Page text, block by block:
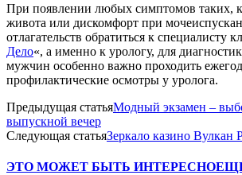
При появлении любых симптомов таких,
живота или дискомфорт при
отлагательств обратиться к специалисту
Дело«, а именно к урологу, для
мужчин особенно важно проходить
профилактические осмотры у уролога.
Предыдущая статьяМодный экзамен –
выпускной вечер
Следующая статьяЗеркало казино Вулкан
ЭТО МОЖЕТ БЫТЬ ИНТЕРЕСНО